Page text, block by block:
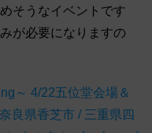
そうなイベントです
が必要になりますの
～ 4/22五位堂会場＆
良県香芝市 / 三重県四